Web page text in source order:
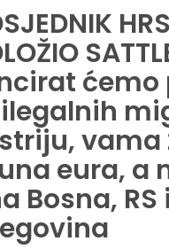
ćemo
vama
eura, a
Bosna, RS i